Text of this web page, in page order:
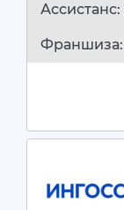
Ассистанc:
Франшиза: